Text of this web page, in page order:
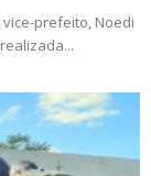
prefeito, Noedi